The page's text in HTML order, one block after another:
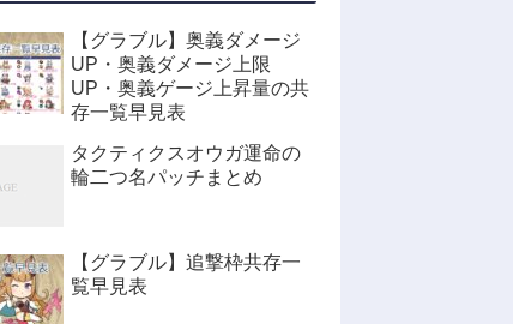
【グラブル】奥義ダメージ
UP・奥義ダメージ上限
UP・奥義ゲージ上昇量の共
存一覧早見表
タクティクスオウガ運命の
輪二つ名パッチまとめ
【グラブル】追撃枠共存一
覧早見表